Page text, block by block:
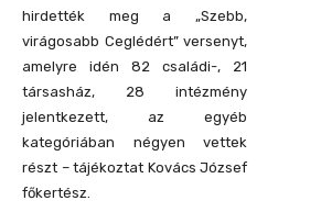
hirdették meg a „Szebb,
virágosabb Ceglédért” versenyt,
amelyre idén 82 családi-, 21
társasház, 28 intézmény
jelentkezett, az egyéb
kategóriában négyen vettek
részt – tájékoztat Kovács József
főkertész.